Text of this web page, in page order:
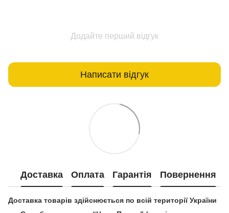
Додайте перший відгук
Написати відгук
Доставка Оплата Гарантія Повернення
Доставка товарів здійснюється по всій території України